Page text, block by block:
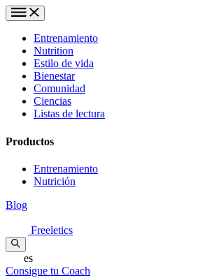
Entrenamiento
Nutrition
Estilo de vida
Bienestar
Comunidad
Ciencias
Listas de lectura
Productos
Entrenamiento
Nutrición
Blog
Freeletics
es
Consigue tu Coach